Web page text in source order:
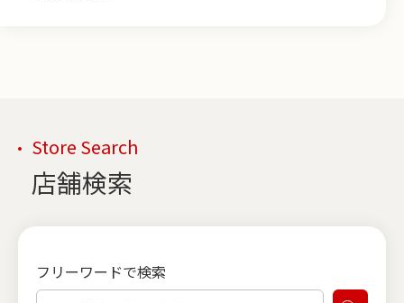
Store Search
店舗検索
フリーワードで検索